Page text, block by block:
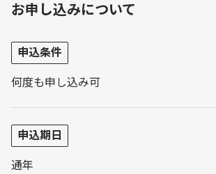
お申し込みについて
申込条件
何度も申し込み可
申込期日
通年